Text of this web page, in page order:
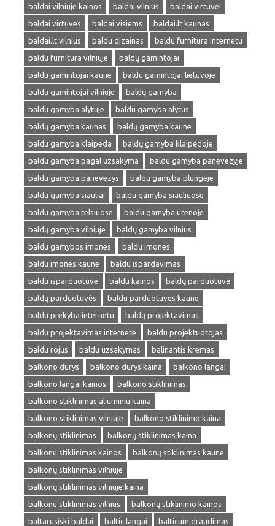
baldai vilniuje kainos
baldai vilnius
baldai virtuvei
baldai virtuves
baldai visiems
baldai.lt kaunas
baldai.lt vilnius
baldu dizainas
baldu furnitura internetu
baldu furnitura vilniuje
baldų gamintojai
baldu gamintojai kaune
baldu gamintojai lietuvoje
baldu gamintojai vilniuje
baldų gamyba
baldu gamyba alytuje
baldu gamyba alytus
baldų gamyba kaunas
baldų gamyba kaune
baldu gamyba klaipeda
baldų gamyba klaipėdoje
baldu gamyba pagal uzsakyma
baldu gamyba panevezyje
baldu gamyba panevezys
baldu gamyba plungeje
baldu gamyba siauliai
baldu gamyba siauliuose
baldu gamyba telsiuose
baldu gamyba utenoje
baldų gamyba vilniuje
baldų gamyba vilnius
baldu gamybos imones
baldu imones
baldu imones kaune
baldu ispardavimas
baldu isparduotuve
baldu kainos
baldų parduotuvė
baldų parduotuvės
baldu parduotuves kaune
baldu prekyba internetu
baldų projektavimas
baldu projektavimas internete
baldu projektuotojas
baldu rojus
baldu uzsakymas
balinantis kremas
balkono durys
balkono durys kaina
balkono langai
balkono langai kainos
balkono stiklinimas
balkono stiklinimas aliuminiu kaina
balkono stiklinimas vilniuje
balkono stiklinimo kaina
balkonų stiklinimas
balkonų stiklinimas kaina
balkonu stiklinimas kainos
balkonų stiklinimas kaune
balkonų stiklinimas vilniuje
balkonų stiklinimas vilniuje kaina
balkonu stiklinimas vilnius
balkonų stiklinimo kainos
baltarusiski baldai
baltic langai
balticum draudimas